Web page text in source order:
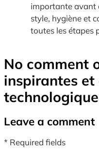
importante avant
style, hygiène et
toutes les étapes
No comment
inspirantes et
Leave a comment
* Required fields